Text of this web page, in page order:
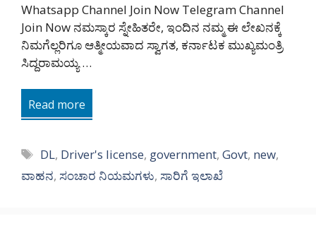
Whatsapp Channel Join Now Telegram Channel
Join Now ನಮಸ್ಕಾರ ಸ್ನೇಹಿತರೇ, ಇಂದಿನ ನಮ್ಮ ಈ ಲೇಖನಕ್ಕೆ
ನಿಮಗೆಲ್ಲರಿಗೂ ಆತ್ಮೀಯವಾದ ಸ್ವಾಗತ, ಕರ್ನಾಟಕ ಮುಖ್ಯಮಂತ್ರಿ
ಸಿದ್ದರಾಮಯ್ಯ …
Read more
Tags
DL, Driver's license, government,Govt, new,
ವಾಹನ, ಸಂಚಾರ ನಿಯಮಗಳು, ಸಾರಿಗೆ ಇಲಾಖೆ